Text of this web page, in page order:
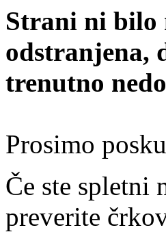
Strani ni bilo
odstranjena,
trenutno
Prosimo
Če ste
preverite